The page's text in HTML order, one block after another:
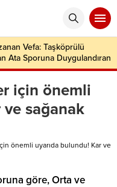
Vefa: Taşköprülü
Ata Sporuna Duygulandıran
için önemli
ve sağanak
önemli uyarıda bulundu! Kar ve
göre, Orta ve